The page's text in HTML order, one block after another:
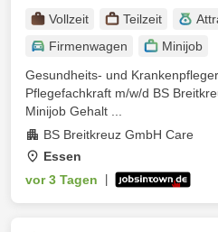
Vollzeit Teilzeit
Firmenwagen
Minijob
Gesundheits- und
Pflegefachkraft m/w/d BS
Minijob Gehalt ...
BS Breitkreuz GmbH Care
Essen
vor 3 Tagen